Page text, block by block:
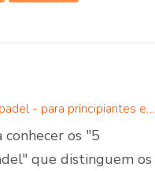
5 truques mentais para os jogos de padel - para principiantes e jogadores avançados de padel
os "5
que distinguem os